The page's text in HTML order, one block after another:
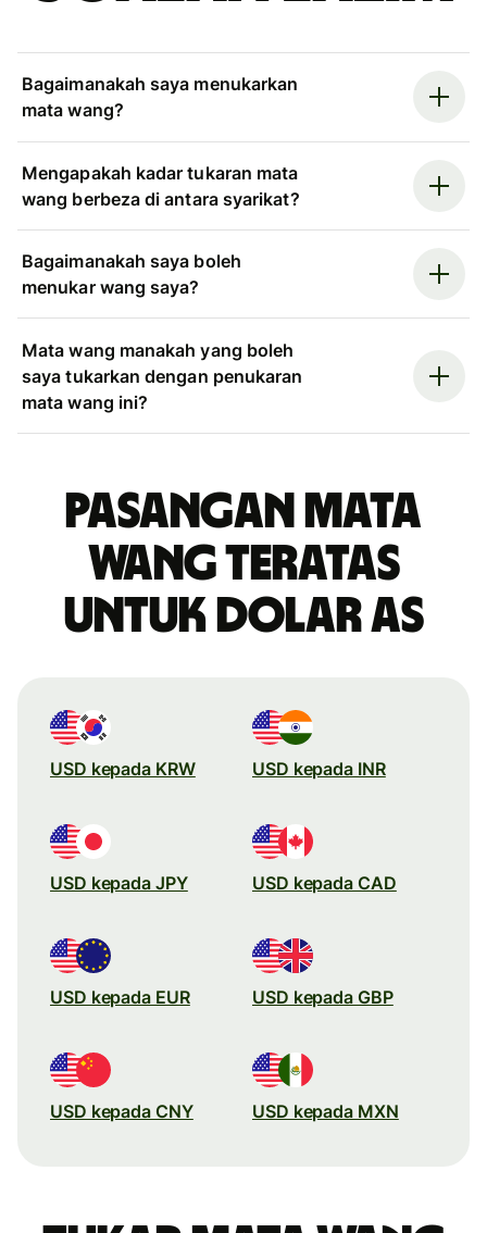
Bagaimanakah saya menukarkan
mata wang?
Mengapakah kadar tukaran mata
wang berbeza di antara syarikat?
Bagaimanakah saya boleh
menukar wang saya?
Mata wang manakah yang boleh
saya tukarkan dengan penukaran
mata wang ini?
Pasangan mata
wang teratas
untuk dolar AS
USD kepada KRW USD kepada INR
USD kepada JPY USD kepada CAD
USD kepada EUR USD kepada GBP
USD kepada CNY USD kepada MXN